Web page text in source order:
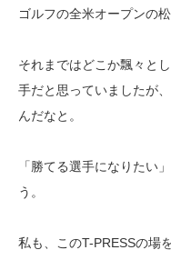
ゴルフの全米オープンの
それまではどこか飄々と
手だと思っていましたが
んだなと。
「勝てる選手になりたい
う。
私も、このT-PRESSの場